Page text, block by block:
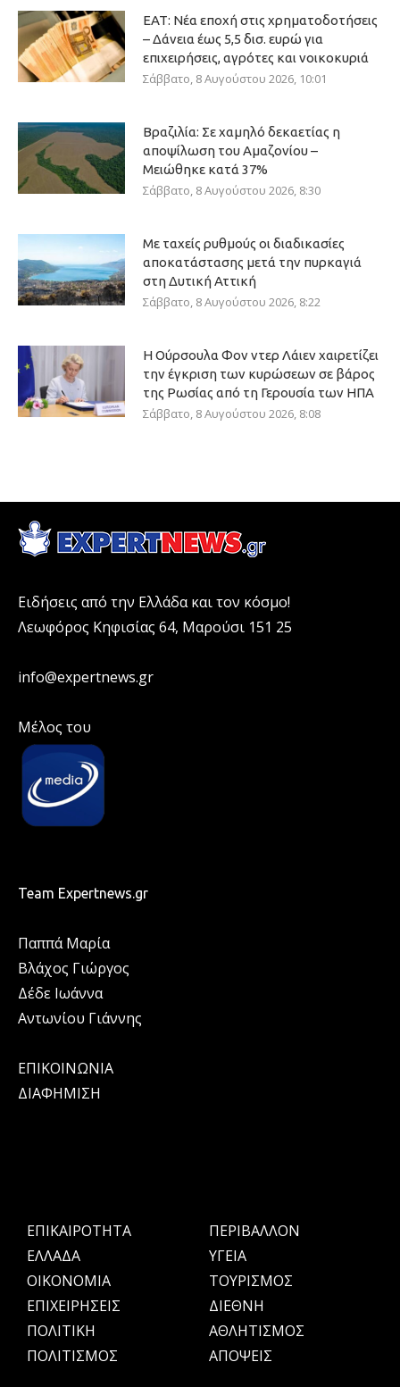
ΕΑΤ: Νέα εποχή στις χρηματοδοτήσεις
– Δάνεια έως 5,5 δισ. ευρώ για
επιχειρήσεις, αγρότες και νοικοκυριά
Σάββατο, 8 Αυγούστου 2026, 10:01
Βραζιλία: Σε χαμηλό δεκαετίας η
αποψίλωση του Αμαζονίου –
Μειώθηκε κατά 37%
Σάββατο, 8 Αυγούστου 2026, 8:30
Με ταχείς ρυθμούς οι διαδικασίες
αποκατάστασης μετά την πυρκαγιά
στη Δυτική Αττική
Σάββατο, 8 Αυγούστου 2026, 8:22
Η Ούρσουλα Φον ντερ Λάιεν χαιρετίζει
την έγκριση των κυρώσεων σε βάρος
της Ρωσίας από τη Γερουσία των ΗΠΑ
Σάββατο, 8 Αυγούστου 2026, 8:08
Ειδήσεις από την Ελλάδα και τον κόσμο!
Λεωφόρος Κηφισίας 64, Μαρούσι 151 25
info@expertnews.gr
Μέλος του
Team Expertnews.gr
Παππά Μαρία
Βλάχος Γιώργος
Δέδε Ιωάννα
Αντωνίου Γιάννης
ΕΠΙΚΟΙΝΩΝΙΑ
ΔΙΑΦΗΜΙΣΗ
ΕΠΙΚΑΙΡΟΤΗΤΑ
ΕΛΛΑΔΑ
OIKONOMIA
ΕΠΙΧΕΙΡΗΣΕΙΣ
ΠΟΛΙΤΙΚΗ
ΠΟΛΙΤΙΣΜΟΣ
ΠΕΡΙΒΑΛΛΟΝ
ΥΓΕΙΑ
ΤΟΥΡΙΣΜΟΣ
ΔΙΕΘΝΗ
ΑΘΛΗΤΙΣΜΟΣ
ΑΠΟΨΕΙΣ